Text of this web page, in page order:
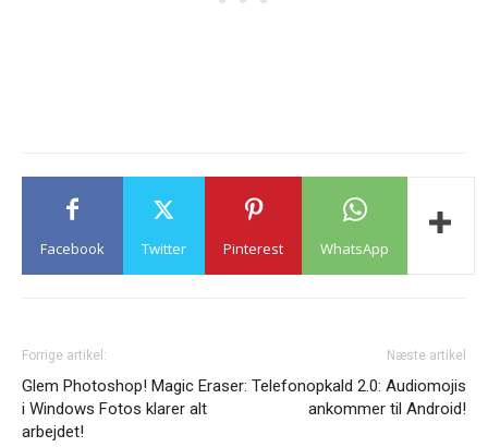
Facebook Twitter Pinterest WhatsApp
Forrige artikel:
Glem Photoshop! Magic Eraser
i Windows Fotos klarer alt
arbejdet!
Næste artikel
: Telefonopkald 2.0: Audiomojis
ankommer til Android!